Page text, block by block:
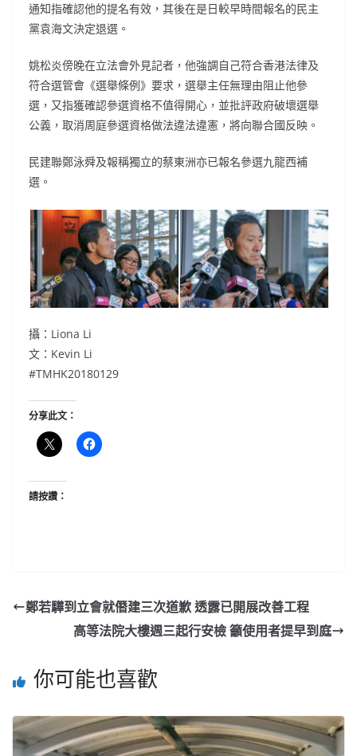
通知指確認他的提名有效，其後在是日較早時間報名的民主
黨袁海文決定退選。
姚松炎傍晚在立法會外見記者，他強調自己符合香港法律及
符合選管會《選舉條例》要求，選舉主任無理由阻止他參
選，又指獲確認參選資格不值得開心，並批評政府破壞選舉
公義，取消周庭參選資格做法違法違憲，將向聯合國反映。
民建聯鄭泳舜及報稱獨立的蔡東洲亦已報名參選九龍西補
選。
攝：Liona Li
文：Kevin Li
#TMHK20180129
分享此文：
請按讚：
鄭若驊到立會就僭建三次道歉 透露已開展改善工程
高等法院大樓週三起行安檢 籲使用者提早到庭
你可能也喜歡